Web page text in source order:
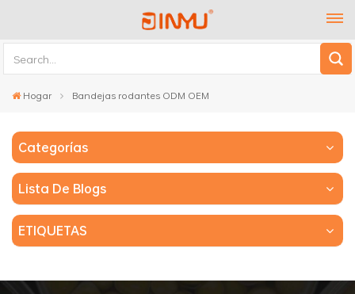
Hogar Bandejas rodantes ODM OEM
Categorías
Lista De Blogs
ETIQUETAS